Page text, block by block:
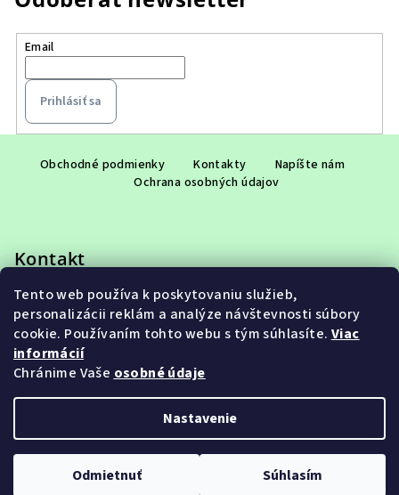
Tento web používa k poskytovaniu služieb,
personalizácii reklám a analýze návštevnosti súbory
cookie. Používaním tohto webu s tým súhlasíte. Viac
informácií
Chránime Vaše osobné údaje
Nastavenie
Odmietnuť Súhlasím
Email
Prihlásiť sa
i
Obchodné podmienky Kontakty
Napíšte nám
Ochrana osobných údajov
Kontakt
eshop@adet.sk
+421 948 953 910
Upraviť nastavenie cookies